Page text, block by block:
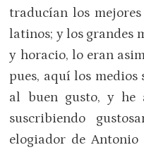
traducían los
latinos; y los grandes
y horacio, lo eran
pues, aquí los
al buen gusto, y he
suscribiendo
elogiador de